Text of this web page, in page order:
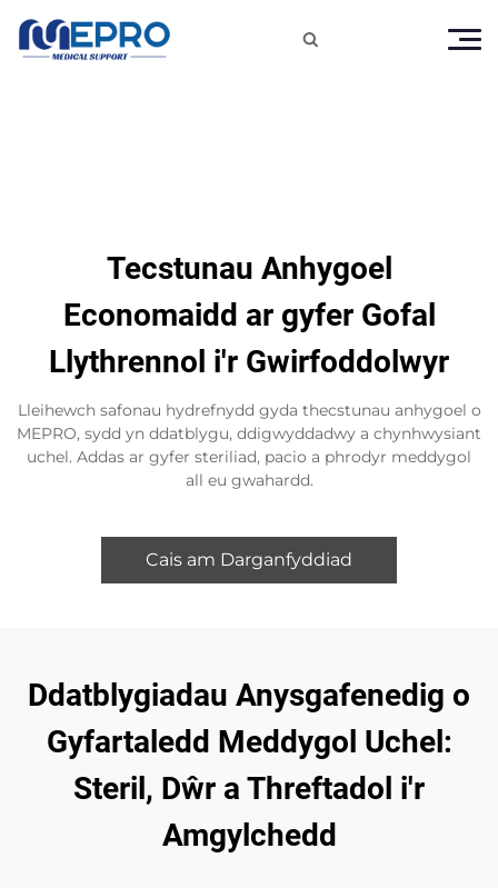

Tecstunau Anhygoel
Economaidd ar gyfer Gofal
Llythrennol i'r Gwirfoddolwyr
Lleihewch safonau hydrefnydd gyda thecstunau anhygoel o
MEPRO, sydd yn ddatblygu, ddigwyddadwy a chynhwysiant
uchel. Addas ar gyfer steriliad, pacio a phrodyr meddygol
all eu gwahardd.
Cais am Darganfyddiad
Ddatblygiadau Anysgafenedig o
Gyfartaledd Meddygol Uchel:
Steril, Dŵr a Threftadol i'r
Amgylchedd